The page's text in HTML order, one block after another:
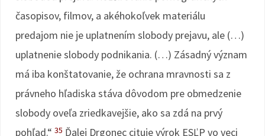
časopisov, filmov, a akéhokoľvek materiálu
predajom nie je uplatnením slobody prejavu, ale (…)
uplatnenie slobody podnikania. (…) Zásadný význam
má iba konštatovanie, že ochrana mravnosti sa z
právneho hľadiska stáva dôvodom pre obmedzenie
slobody oveľa zriedkavejšie, ako sa zdá na prvý
pohľad.“ 35 Ďalej Drgonec cituje výrok ESĽP vo veci